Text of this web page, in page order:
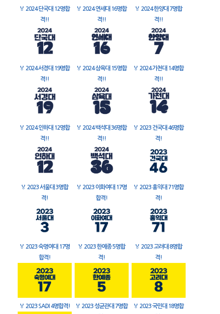
🏅 2024 단국대 12명합
격!!
🏅 2024 연세대 16명합
격!!
🏅 2024 한양대 7명합
격!!
🏅 2024 서경대 19명합
격!!
🏅 2024 삼육대 15명합
격!!
🏅 2024 가천대 14명합
격!!
🏅 2024 인하대 12명합
격!!
🏅 2024 백석대 36명합
격!!
🏅 2023 건국대 46명합
격!
🏅 2023 서울대 3명합
격!
🏅 2023 이화여대 17명
합격!
🏅 2023 홍익대 71명합
격!
🏅 2023 숙명여대 17명
합격!
🏅 2023 한예종 5명합
격!
🏅 2023 고려대 8명합
격!
🏅 2023 SADI 4명합격! 🏅 2023 성균관대 7명합
🏅 2023 국민대 18명합